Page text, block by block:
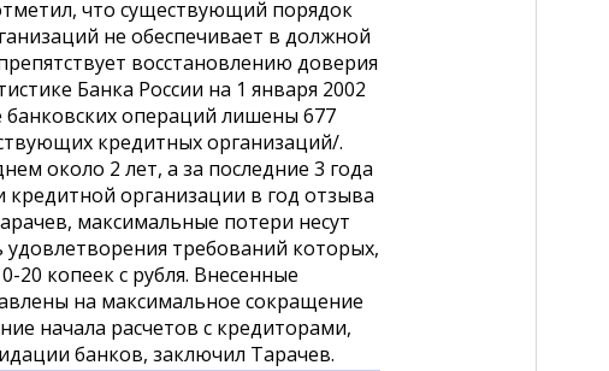
что существующий порядок
не обеспечивает в должной
восстановлению доверия
Банка России на 1 января 2002
банковских операций лишены 677
кредитных организаций/.
около 2 лет, а за последние 3 года
организации в год отзыва
максимальные потери несут
требований которых,
20 копеек с рубля. Внесенные
на максимальное сокращение
начала расчетов с кредиторами,
банков, заключил Тарачев.